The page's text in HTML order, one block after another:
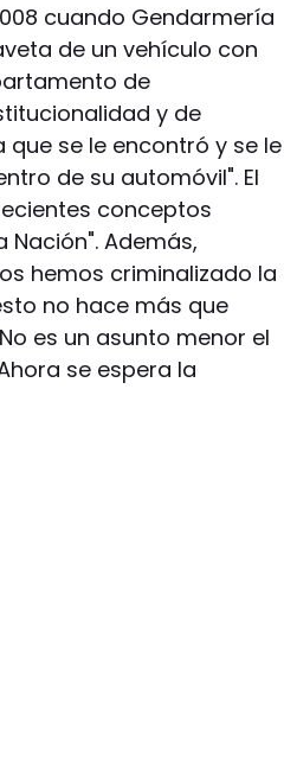
cuando Gendarmería
de un vehículo con
de
y de
se le encontró y se le
de su automóvil". El
conceptos
Además,
hemos criminalizado la
no hace más que
es un asunto menor el
se espera la